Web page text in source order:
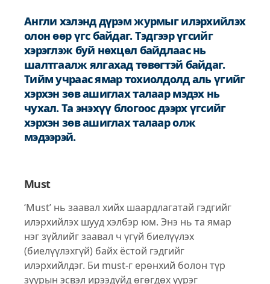
Англи хэлэнд дүрэм журмыг илэрхийлэх
олон өөр үгс байдаг. Тэдгээр үгсийг
хэрэглэж буй нөхцөл байдлаас нь
шалтгаалж ялгахад төвөгтэй байдаг.
Тийм учраас ямар тохиолдолд аль үгийг
хэрхэн зөв ашиглах талаар мэдэх нь
чухал. Та энэхүү блогоос дээрх үгсийг
хэрхэн зөв ашиглах талаар олж
мэдээрэй.
Must
‘Must’ нь заавал хийх шаардлагатай гэдгийг
илэрхийлэх шууд хэлбэр юм. Энэ нь та ямар
нэг зүйлийг заавал ч үгүй биелүүлэх
(биелүүлэхгүй) байх ёстой гэдгийг
илэрхийлдэг. Би must-г ерөнхий болон түр
зуурын эсвэл ирээдүйд өгөгдөх үүрэг